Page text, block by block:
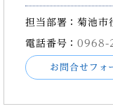
担当部署：菊池市
電話番号：0968-
お問合せフォ